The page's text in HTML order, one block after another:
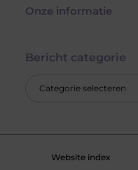
Onze informatie
Bericht categorie
Website index